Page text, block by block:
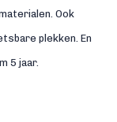
Ook
plekken. En
5 jaar.